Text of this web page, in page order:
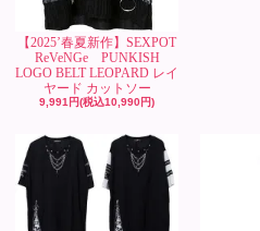
【2025’春夏新作】SEXPOT
ReVeNGe PUNKISH
LOGO BELT LEOPARD レイ
ヤード カットソー
9,991円(税込10,990円)